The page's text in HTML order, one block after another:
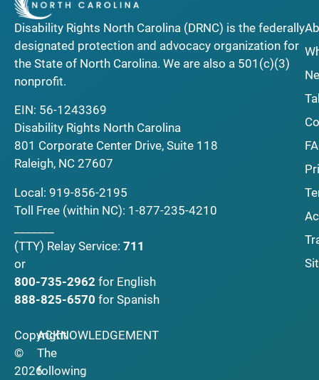
Disability Rights North Carolina (DRNC) is the federally
designated protection and advocacy organization for
the State of North Carolina. We are also a 501(c)(3)
nonprofit.
EIN: 56-1243369
Disability Rights North Carolina
801 Corporate Center Drive, Suite 118
Raleigh, NC 27607
Local: 919-856-2195
Toll Free (within NC): 1-877-235-4210
(TTY) Relay Service: 711
or
800-735-2962 for English
888-825-6570 for Spanish
Copyright
©
2026
ACKNOWLEDGEMENT
The
following